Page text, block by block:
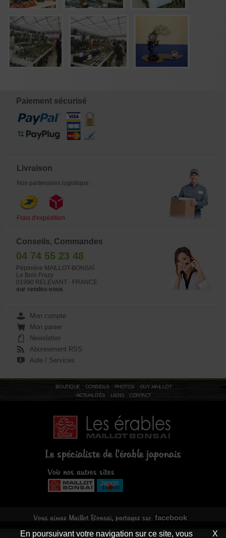
Paiement sécurisé
Livraison
Nos partenaires logistique :
Frais d'expédition
Conseils, Commandes
04 74 55 23 48
Pépinière MAILLOT-BONSAÏ
Le Bois Frazy
01990 RELEVANT - FRANCE
sur rendez-vous
Mon compte
Mon panier
Newsletter
Abonnement RSS
Aide / Services
BOUTIQUE CONSEILS PHOTOS
GUY MAILLOT
ACTUALITÉS
LIENS CONTACT
Le spécialiste de l'érable japonais
Voir nos autres sites
Vous aimez Maillot Bonsaï, partagez sur facebook
En poursuivant votre navigation sur ce site, vous X